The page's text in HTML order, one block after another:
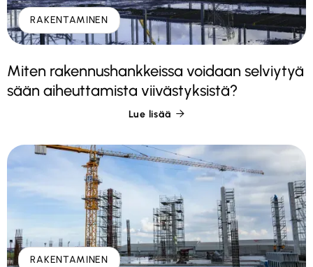
RAKENTAMINEN
Miten rakennushankkeissa voidaan selviytyä
sään aiheuttamista viivästyksistä?
Lue lisää 
RAKENTAMINEN